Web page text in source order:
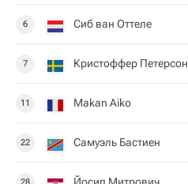
6 Сиб ван Оттеле
7 Кристоффер Петерсон
11 Makan Aiko
22 Самуэль Бастиен
28